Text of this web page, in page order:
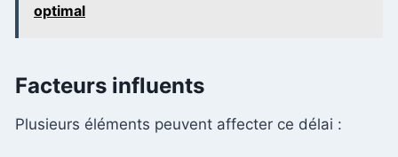
optimal
Facteurs influents
Plusieurs éléments peuvent affecter ce délai :